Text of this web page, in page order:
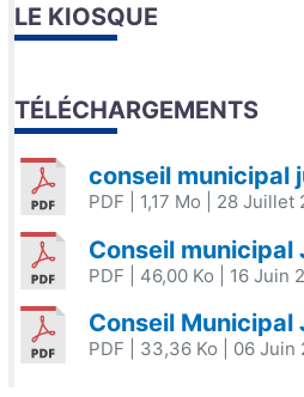
LE KIOSQUE
TÉLÉCHARGEMENTS
conseil municipal
PDF | 1,17 Mo | 28 Juillet
Conseil municipal
PDF | 46,00 Ko | 16 Juin
Conseil Municipal
PDF | 33,36 Ko | 06 Juin